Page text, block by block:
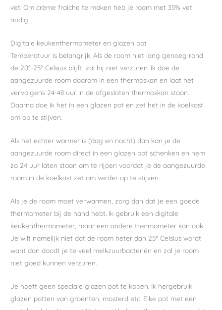
vet. Om crème fraîche te maken heb je room met 35% vet
nodig.
Digitale keukenthermometer en glazen pot
Temperatuur is belangrijk. Als de room niet lang genoeg rond
de 20°-25° Celsius blijft, zal hij niet verzuren. Ik doe de
aangezuurde room daarom in een thermoskan en laat het
vervolgens 24-48 uur in de afgesloten thermoskan staan.
Daarna doe ik het in een glazen pot en zet het in de koelkast
om op te stijven.
Als het echter warmer is (dag en nacht) dan kan je de
aangezuurde room direct in een glazen pot schenken en hem
zo 24 uur laten staan om te rijpen voordat je de aangezuurde
room in de koelkast zet om verder op te stijven.
Als je de room moet verwarmen, zorg dan dat je een goede
thermometer bij de hand hebt. Ik gebruik een digitale
keukenthermometer, maar een andere thermometer kan ook.
Je wilt namelijk niet dat de room heter dan 25° Celsius wordt
want dan doodt je te veel melkzuurbacteriën en zal je room
niet goed kunnen verzuren.
Je hoeft geen speciale glazen pot te kopen. Ik hergebruik
glazen potten van groenten, mosterd etc. Elke pot met een